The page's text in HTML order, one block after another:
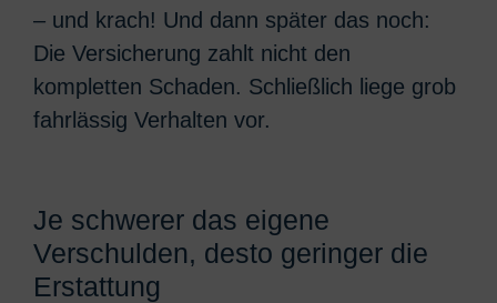
– und krach! Und dann später das noch:
Die Versicherung zahlt nicht den
kompletten Schaden. Schließlich liege grob
fahrlässig Verhalten vor.
Je schwerer das eigene
Verschulden, desto geringer die
Erstattung